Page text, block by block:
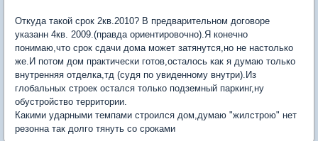
Откуда такой срок 2кв.2010? В предварительном договоре
указанн 4кв. 2009.(правда ориентировочно).Я конечно
понимаю,что срок сдачи дома может затянутся,но не настолько
же.И потом дом практически готов,осталось как я думаю только
внутренняя отделка,тд (судя по увиденному внутри).Из
глобальных строек остался только подземный паркинг,ну
обустройство территории.
Какими ударными темпами строился дом,думаю "жилстрою" нет
резонна так долго тянуть со сроками